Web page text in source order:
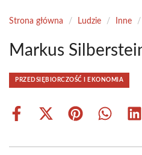
Strona główna / Ludzie / Inne /
Markus
PRZEDSIĘBIORCZOŚĆ I EKONOMIA
Share
Share
(Twitter)
Share Share